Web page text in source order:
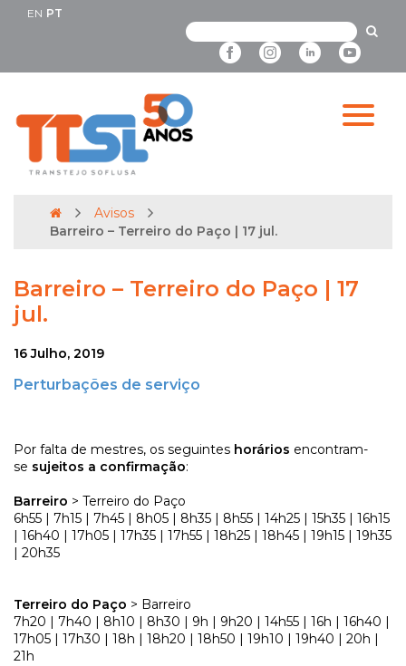
EN PT
Avisos
Barreiro – Terreiro do Paço | 17 jul.
Barreiro – Terreiro do Paço | 17
jul.
16 Julho, 2019
Perturbações de serviço
Por falta de mestres, os seguintes horários encontram-
se sujeitos a confirmação:
Barreiro > Terreiro do Paço
6h55 | 7h15 | 7h45 | 8h05 | 8h35 | 8h55 | 14h25 | 15h35 | 16h15
| 16h40 | 17h05 | 17h35 | 17h55 | 18h25 | 18h45 | 19h15 | 19h35
| 20h35
Terreiro do Paço > Barreiro
7h20 | 7h40 | 8h10 | 8h30 | 9h | 9h20 | 14h55 | 16h | 16h40 |
17h05 | 17h30 | 18h | 18h20 | 18h50 | 19h10 | 19h40 | 20h |
21h